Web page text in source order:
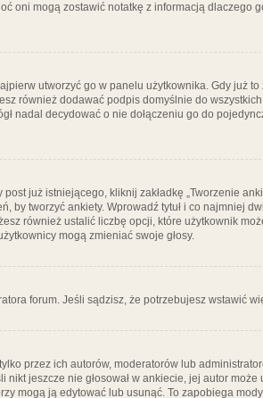
oni mogą zostawić notatkę z informacją dlaczego
utworzyć go w panelu użytkownika. Gdy już
również dodawać podpis domyślnie do
nadal decydować o nie dołączeniu go do
już istniejącego, kliknij zakładkę „Tworzenie
by tworzyć ankiety. Wprowadź tytuł i co najmniej
również ustalić liczbę opcji, które użytkownik
mogą zmieniać swoje głosy.
forum. Jeśli sądzisz, że potrzebujesz wstawić
przez ich autorów, moderatorów lub
nikt jeszcze nie głosował w ankiecie, jej autor
mogą ją edytować lub usunąć. To zapobiega